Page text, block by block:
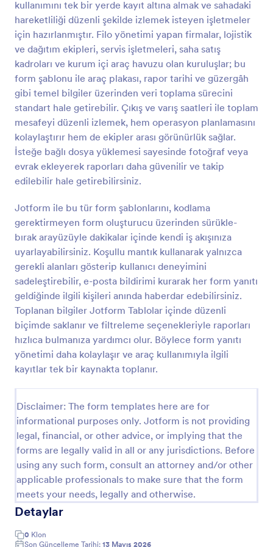
kullanımını tek bir yerde kayıt altına almak ve sahadaki
hareketliliği düzenli şekilde izlemek isteyen işletmeler
için hazırlanmıştır. Filo yönetimi yapan firmalar, lojistik
ve dağıtım ekipleri, servis işletmeleri, saha satış
kadroları ve kurum içi araç havuzu olan kuruluşlar; bu
form şablonu ile araç plakası, rapor tarihi ve güzergâh
gibi temel bilgiler üzerinden veri toplama sürecini
standart hale getirebilir. Çıkış ve varış saatleri ile toplam
mesafeyi düzenli izlemek, hem operasyon planlamasını
kolaylaştırır hem de ekipler arası görünürlük sağlar.
İsteğe bağlı dosya yüklemesi sayesinde fotoğraf veya
evrak ekleyerek raporları daha güvenilir ve takip
edilebilir hale getirebilirsiniz.
Jotform ile bu tür form şablonlarını, kodlama
gerektirmeyen form oluşturucu üzerinden sürükle-
bırak arayüzüyle dakikalar içinde kendi iş akışınıza
uyarlayabilirsiniz. Koşullu mantık kullanarak yalnızca
gerekli alanları gösterip kullanıcı deneyimini
sadeleştirebilir, e-posta bildirimi kurarak her form yanıtı
geldiğinde ilgili kişileri anında haberdar edebilirsiniz.
Toplanan bilgiler Jotform Tablolar içinde düzenli
biçimde saklanır ve filtreleme seçenekleriyle raporları
hızlıca bulmanıza yardımcı olur. Böylece form yanıtı
yönetimi daha kolaylaşır ve araç kullanımıyla ilgili
kayıtlar tek bir kaynakta toplanır.
Disclaimer: The form templates here are for
informational purposes only. Jotform is not providing
legal, financial, or other advice, or implying that the
forms are legally valid in all or any jurisdictions. Before
using any such form, consult an attorney and/or other
applicable professionals to make sure that the form
meets your needs, legally and otherwise.
Detaylar
0 Klon
Son Güncelleme Tarihi: 13 Mayıs 2026
Önizleme
Araç Kontrol Listesi Formu 🚚
Pickup Kamyonet Kontrol Formu, filo ve saha
ekiplerinin araç kontrollerini düzenli veri toplama ile
kayıt altına almasına, bulguları raporlamasına ve form
yanıtlarını tek yerde takip etmesine yardımcı olur.
Go to Category:
Otomotiv Formları
Önizleme